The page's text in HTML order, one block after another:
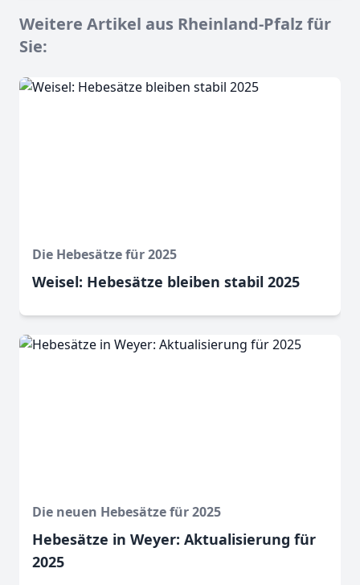
Weitere Artikel aus Rheinland-Pfalz für
Sie:
Die Hebesätze für 2025
Weisel: Hebesätze bleiben stabil 2025
Die neuen Hebesätze für 2025
Hebesätze in Weyer: Aktualisierung für
2025